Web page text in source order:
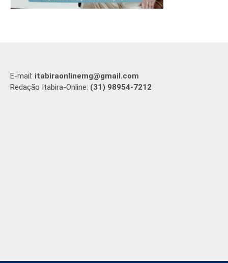
E-mail: itabiraonlinemg@gmail.com
Redação Itabira-Online: (31) 98954-7212